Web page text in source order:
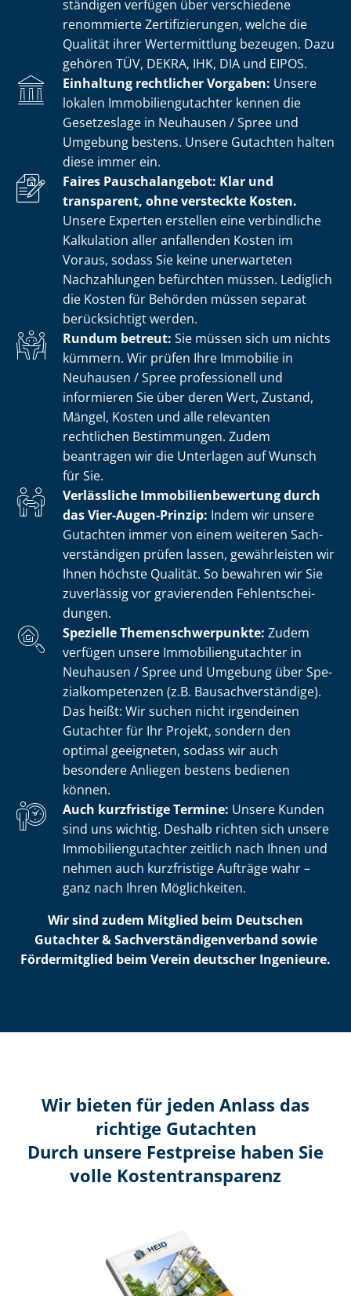
stän­di­gen verfügen über verschiedene
renommierte Zer­ti­fi­zie­run­gen, welche die
Qualität ihrer Wertermittlung bezeugen. Dazu
gehören TÜV, DEKRA, IHK, DIA und EIPOS.
Einhaltung rechtlicher Vorgaben: Unsere
lokalen Im­mo­bi­li­en­gut­ach­ter kennen die
Gesetzeslage in Neuhausen / Spree und
Umgebung bestens. Unsere Gutachten halten
diese immer ein.
Faires Pauschalangebot: Klar und
transparent, ohne versteckte Kosten.
Unsere Experten erstellen eine verbindliche
Kalkulation aller anfallenden Kosten im
Voraus, sodass Sie keine unerwarteten
Nachzahlungen befürchten müssen. Lediglich
die Kosten für Behörden müssen separat
berücksichtigt werden.
Rundum betreut: Sie müssen sich um nichts
kümmern. Wir prüfen Ihre Immobilie in
Neuhausen / Spree professionell und
informieren Sie über deren Wert, Zustand,
Mängel, Kosten und alle relevanten
rechtlichen Bestimmungen. Zudem
beantragen wir die Unterlagen auf Wunsch
für Sie.
Verlässliche Im­mo­bi­li­en­be­wer­tung durch
das Vier-Augen-Prinzip: Indem wir unsere
Gutachten immer von einem weiteren Sach­
ver­stän­di­gen prüfen lassen, gewährleisten wir
Ihnen höchste Qualität. So bewahren wir Sie
zuverlässig vor gravierenden Fehl­ent­schei­
dun­gen.
Spezielle The­men­schwer­punk­te: Zudem
verfügen unsere Im­mo­bi­li­en­gut­ach­ter in
Neuhausen / Spree und Umgebung über Spe­
zi­al­kom­pe­ten­zen (z.B. Bau­sach­ver­stän­di­ge).
Das heißt: Wir suchen nicht irgendeinen
Gutachter für Ihr Projekt, sondern den
optimal geeigneten, sodass wir auch
besondere Anliegen bestens bedienen
können.
Auch kurzfristige Termine: Unsere Kunden
sind uns wichtig. Deshalb richten sich unsere
Im­mo­bi­li­en­gut­ach­ter zeitlich nach Ihnen und
nehmen auch kurzfristige Aufträge wahr –
ganz nach Ihren Möglichkeiten.
Wir sind zudem Mitglied beim Deutschen
Gutachter & Sach­ver­stän­di­gen­ver­band sowie
Fördermitglied beim Verein deutscher Ingenieure.
Wir bieten für jeden Anlass das
richtige Gutachten
Durch unsere Festpreise haben Sie
volle Kosten­transparenz